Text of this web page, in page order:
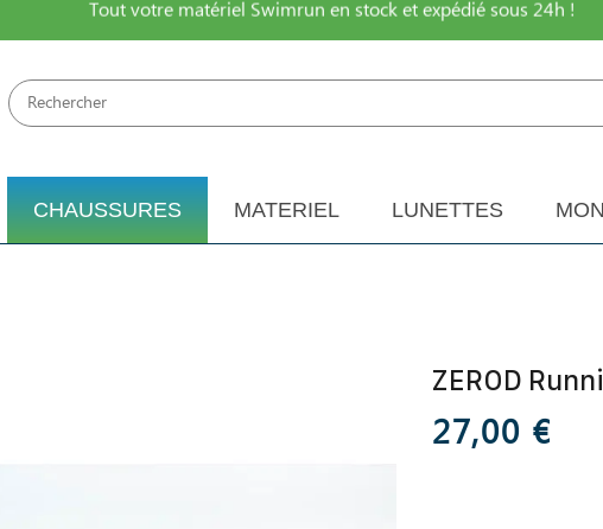
Tout votre matériel Swimrun en stock et expédié sous 24h !
CHAUSSURES MATERIEL LUNETTES
ZEROD
27,00 €